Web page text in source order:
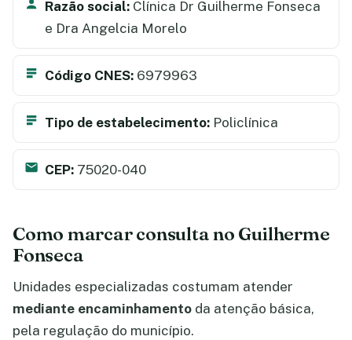
Razão social: Clínica Dr Guilherme Fonseca
e Dra Angelcia Morelo
Código CNES: 6979963
Tipo de estabelecimento: Policlínica
CEP: 75020-040
Como marcar consulta no Guilherme
Fonseca
Unidades especializadas costumam atender
mediante encaminhamento da atenção básica,
pela regulação do município.